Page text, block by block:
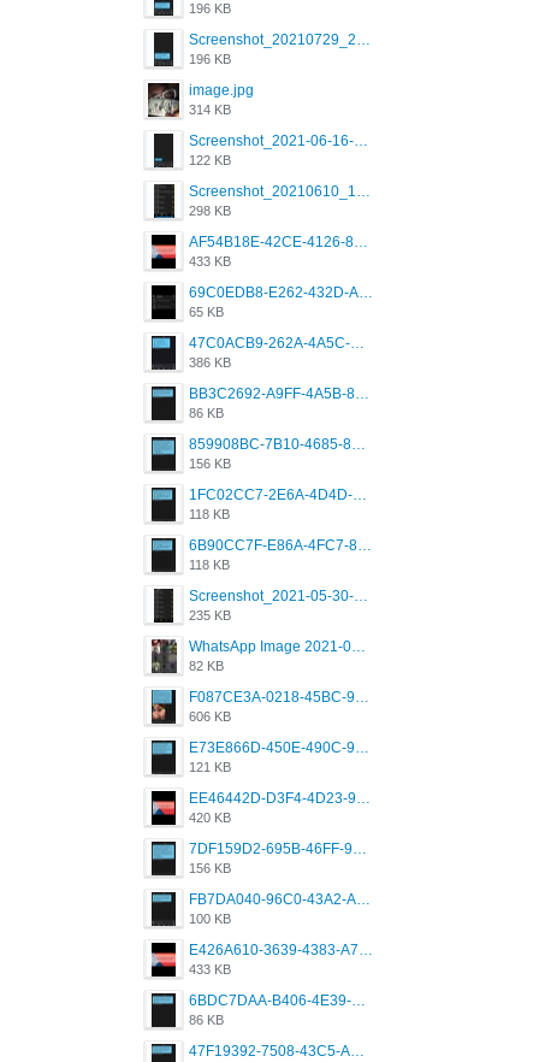
196 KB
Screenshot_20210729_215125_com.grindrapp.android.jpg
196 KB
image.jpg
314 KB
Screenshot_2021-06-16-08-28-05-034_com.grindrapp.android.jpg
122 KB
Screenshot_20210610_151721_com.grindrapp.android.jpg
298 KB
AF54B18E-42CE-4126-8F00-DB1AA05BAFCF.png
433 KB
69C0EDB8-E262-432D-A355-730E357A3BDD.png
65 KB
47C0ACB9-262A-4A5C-A1A6-7E7769A85040.png
386 KB
BB3C2692-A9FF-4A5B-818D-E85444E921FA.png
86 KB
859908BC-7B10-4685-8A02-2E25108AA1E2.png
156 KB
1FC02CC7-2E6A-4D4D-B58F-D62693D53BDC.png
118 KB
6B90CC7F-E86A-4FC7-8080-9232C92AC6DB.png
118 KB
Screenshot_2021-05-30-13-42-08-931_com.grindrapp.android.jpg
235 KB
WhatsApp Image 2021-05-18 at 18.59.02.jpeg
82 KB
F087CE3A-0218-45BC-988C-C6FE773580D7.png
606 KB
E73E866D-450E-490C-9B24-967DB5695A36.png
121 KB
EE46442D-D3F4-4D23-96BE-084CC459FC8E.png
420 KB
7DF159D2-695B-46FF-920D-F5563F130CE0.png
156 KB
FB7DA040-96C0-43A2-AD40-D53B0579351A.png
100 KB
E426A610-3639-4383-A7D7-C087D81557EF.png
433 KB
6BDC7DAA-B406-4E39-9CB1-07F90ABD4E77.png
86 KB
47F19392-7508-43C5-AB3A-B7CEF431CF8E.png